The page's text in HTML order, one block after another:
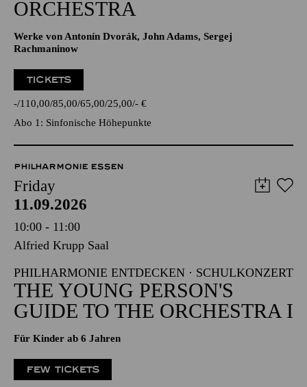
ORCHESTRA
Werke von Antonín Dvorák, John Adams, Sergej
Rachmaninow
TICKETS
- 110,00 85,00 65,00 25,00 - €
Abo 1: Sinfonische Höhepunkte
PHILHARMONIE ESSEN
Friday
11.09.2026
10:00 - 11:00
Alfried Krupp Saal
PHILHARMONIE ENTDECKEN · SCHULKONZERT
THE YOUNG PERSON'S
GUIDE TO THE ORCHESTRA I
Für Kinder ab 6 Jahren
FEW TICKETS